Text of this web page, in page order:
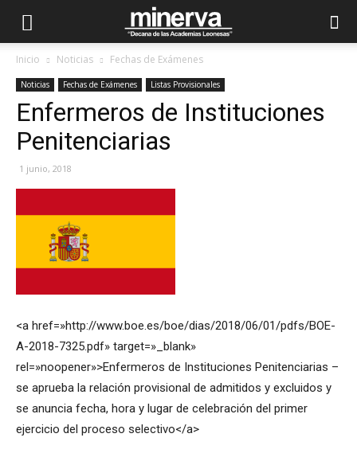
Inicio Noticias Fechas de Exámenes
Noticias Fechas de Exámenes Listas Provisionales
Enfermeros de Instituciones
Penitenciarias
1 junio, 2018
<a href=»http://www.boe.es/boe/dias/2018/06/01/pdfs/BOE-
A-2018-7325.pdf» target=»_blank»
rel=»noopener»>Enfermeros de Instituciones Penitenciarias –
se aprueba la relación provisional de admitidos y excluidos y
se anuncia fecha, hora y lugar de celebración del primer
ejercicio del proceso selectivo</a>